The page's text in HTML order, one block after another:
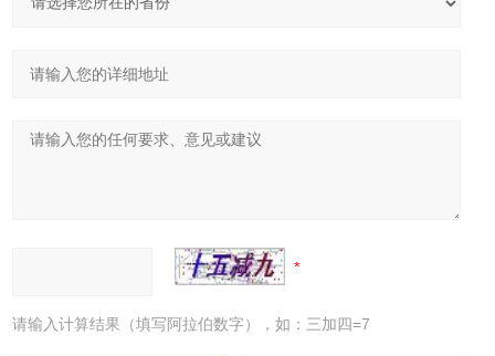
请输入计算结果（填写阿拉伯数字），如：三加四=7